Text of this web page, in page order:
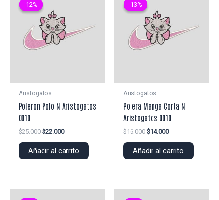
-12%
-12%
Aristogatos
Poleron Polo N Aristogatos
0010
$25.000 El
original
$22.000El
actual
Añadir al carrito
-13%
-13%
Aristogatos
Polera Manga Corta N
Aristogatos 0010
$16.000 El
original
$14.000El
actual
Añadir al carrito